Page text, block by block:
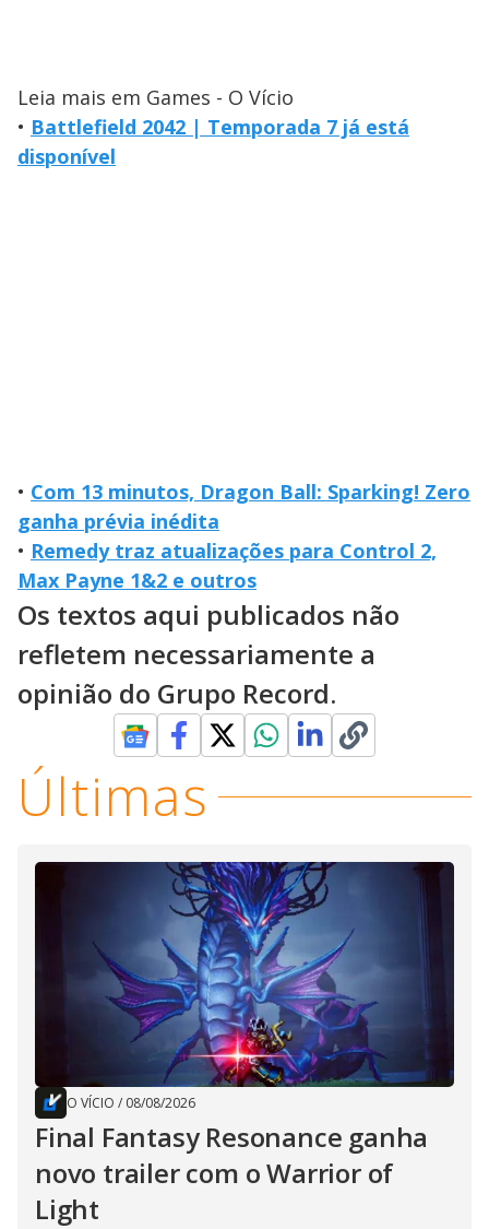
Leia mais em Games - O Vício
• Battlefield 2042 | Temporada 7 já está
disponível
• Com 13 minutos, Dragon Ball: Sparking! Zero
ganha prévia inédita
• Remedy traz atualizações para Control 2,
Max Payne 1&2 e outros
Os textos aqui publicados não
refletem necessariamente a
opinião do Grupo Record.
Últimas
O VÍCIO / 08/08/2026
Final Fantasy Resonance ganha
novo trailer com o Warrior of
Light